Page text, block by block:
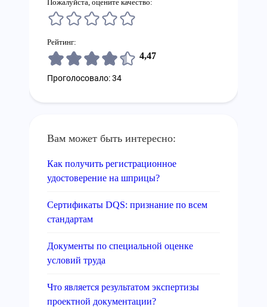
Пожалуйста, оцените качество:
Рейтинг:
4,47
Проголосовало: 34
Вам может быть интересно:
Как получить регистрационное
удостоверение на шприцы?
Сертификаты DQS: признание по всем
стандартам
Документы по специальной оценке
условий труда
Что является результатом экспертизы
проектной документации?